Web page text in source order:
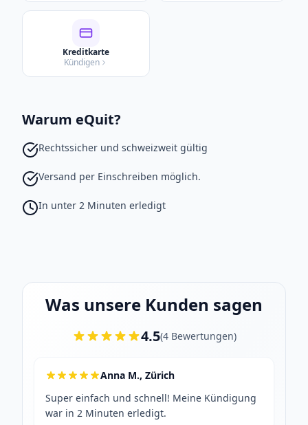
Kreditkarte
Kündigen
Warum eQuit?
Rechtssicher und schweizweit gültig
Versand per Einschreiben möglich.
In unter 2 Minuten erledigt
Was unsere Kunden sagen
4.5(4 Bewertungen)
Anna M., Zürich
Super einfach und schnell! Meine Kündigung
war in 2 Minuten erledigt.